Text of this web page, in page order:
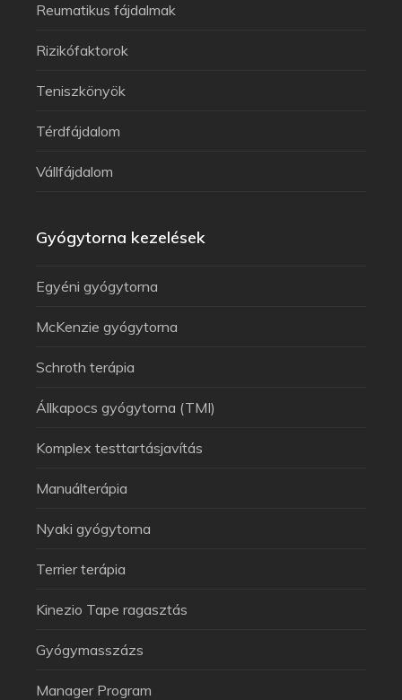
Reumatikus fájdalmak
Rizikófaktorok
Teniszkönyök
Térdfájdalom
Vállfájdalom
Gyógytorna kezelések
Egyéni gyógytorna
McKenzie gyógytorna
Schroth terápia
Állkapocs gyógytorna (TMI)
Komplex testtartásjavítás
Manuálterápia
Nyaki gyógytorna
Terrier terápia
Kinezio Tape ragasztás
Gyógymasszázs
Manager Program